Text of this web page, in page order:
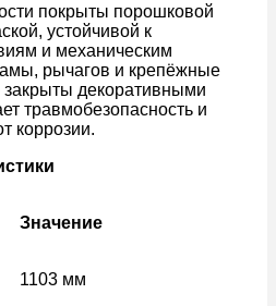
покрыты порошковой
устойчивой к
и механическим
рычагов и крепёжные
декоративными
травмобезопасность и
коррозии.
Значение
1103 мм